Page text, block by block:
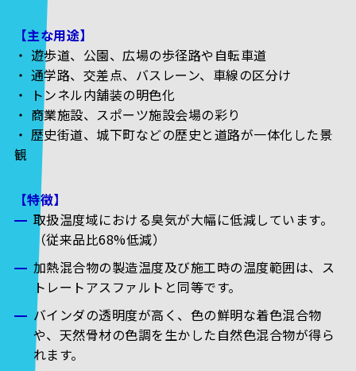
【主な用途】
・ 遊歩道、公園、広場の歩径路や自転車道
・ 通学路、交差点、バスレーン、車線の区分け
・ トンネル内舗装の明色化
・ 商業施設、スポーツ施設会場の彩り
・ 歴史街道、城下町などの歴史と道路が一体化した景
観
【特徴】
取扱温度域における臭気が大幅に低減しています。
（従来品比68%低減）
加熱混合物の製造温度及び施工時の温度範囲は、ス
トレートアスファルトと同等です。
バインダの透明度が高く、色の鮮明な着色混合物
や、天然骨材の色調を生かした自然色混合物が得ら
れます。